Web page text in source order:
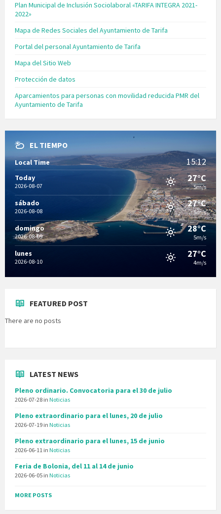
Plan Municipal de Inclusión Sociolaboral «TARIFA INTEGRA 2021-
2022»
Mapa de Redes Sociales del Ayuntamiento de Tarifa
Portal del personal Ayuntamiento de Tarifa
Mapa del Sitio Web
Protección de datos
Aparcamientos para personas con movilidad reducida PMR del
Ayuntamiento de Tarifa
EL TIEMPO
Local Time 15:12
Today
2026-08-07
27°C
5m/s
sábado
2026-08-08
27°C
5m/s
domingo
2026-08-09
28°C
5m/s
lunes
2026-08-10
27°C
4m/s
FEATURED POST
There are no posts
LATEST NEWS
Pleno ordinario. Convocatoria para el 30 de julio
2026-07-28 in Noticias
Pleno extraordinario para el lunes, 20 de julio
2026-07-19 in Noticias
Pleno extraordinario para el lunes, 15 de junio
2026-06-11 in Noticias
Feria de Bolonia, del 11 al 14 de junio
2026-06-05 in Noticias
MORE POSTS